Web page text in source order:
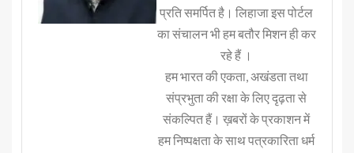
प्रति समर्पित है। लिहाजा इस पोर्टल
का संचालन भी हम बतौर मिशन ही कर
रहे हैं ।
हम भारत की एकता, अखंडता तथा
संप्रभुता की रक्षा के लिए दृढ़ता से
संकल्पित हैं। ख़बरों के प्रकाशन में
हम निष्पक्षता के साथ पत्रकारिता धर्म